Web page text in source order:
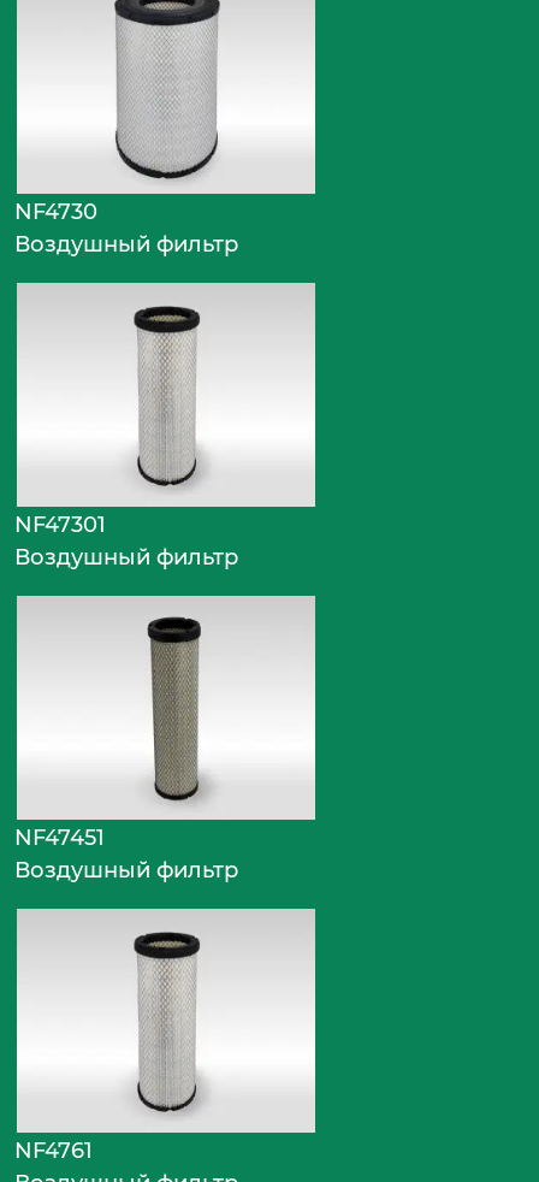
NF4730
Воздушный фильтр
NF47301
Воздушный фильтр
NF47451
Воздушный фильтр
NF4761